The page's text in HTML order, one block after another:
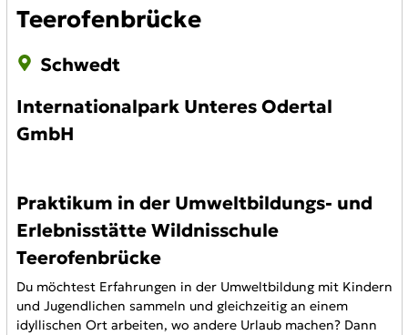
Teerofenbrücke
Schwedt
Internationalpark Unteres Odertal
GmbH
Praktikum in der Umweltbildungs- und
Erlebnisstätte Wildnisschule
Teerofenbrücke
Du möchtest Erfahrungen in der Umweltbildung mit Kindern
und Jugendlichen sammeln und gleichzeitig an einem
idyllischen Ort arbeiten, wo andere Urlaub machen? Dann